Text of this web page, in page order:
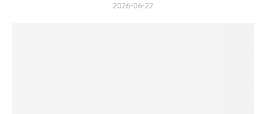
2026-06-22